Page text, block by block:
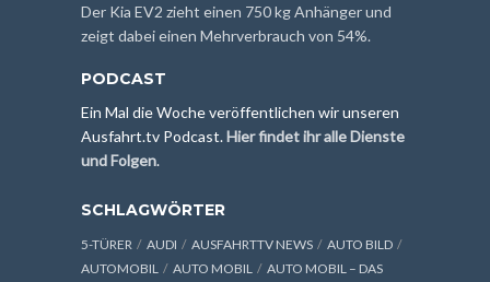
Der Kia EV2 zieht einen 750 kg Anhänger und
zeigt dabei einen Mehrverbrauch von 54%.
PODCAST
Ein Mal die Woche veröffentlichen wir unseren
Ausfahrt.tv Podcast.Hier findet ihr alle Dienste
und Folgen.
SCHLAGWÖRTER
5-TÜRER AUDI AUSFAHRTTV NEWS
AUTO BILD
AUTOMOBIL
AUTO MOBIL
AUTO MOBIL – DAS